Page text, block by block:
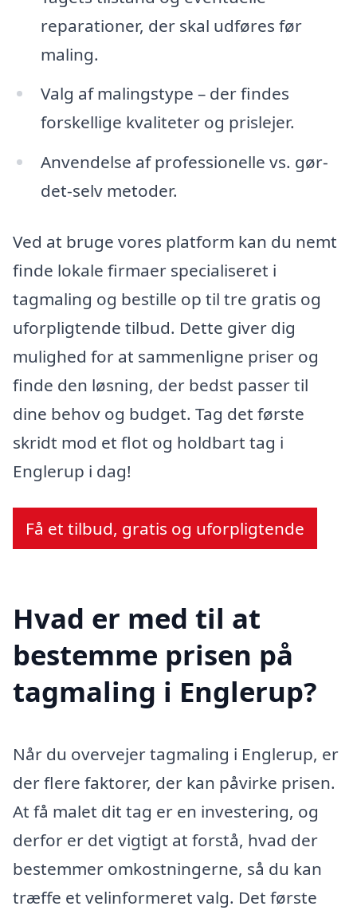
reparationer, der skal udføres før
maling.
Valg af malingstype – der findes
forskellige kvaliteter og prislejer.
Anvendelse af professionelle vs. gør-
det-selv metoder.
Ved at bruge vores platform kan du nemt
finde lokale firmaer specialiseret i
tagmaling og bestille op til tre gratis og
uforpligtende tilbud. Dette giver dig
mulighed for at sammenligne priser og
finde den løsning, der bedst passer til
dine behov og budget. Tag det første
skridt mod et flot og holdbart tag i
Englerup i dag!
Få et tilbud, gratis og uforpligtende
Hvad er med til at
bestemme prisen på
tagmaling i Englerup?
Når du overvejer tagmaling i Englerup, er
der flere faktorer, der kan påvirke prisen.
At få malet dit tag er en investering, og
derfor er det vigtigt at forstå, hvad der
bestemmer omkostningerne, så du kan
træffe et velinformeret valg. Det første